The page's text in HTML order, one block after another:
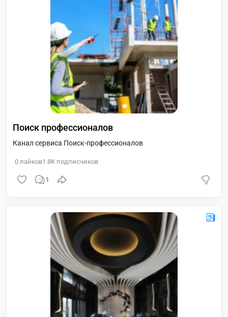
Поиск профессионалов
Канал сервиса Поиск-профессионалов
0 лайков1.8K подписчиков
1